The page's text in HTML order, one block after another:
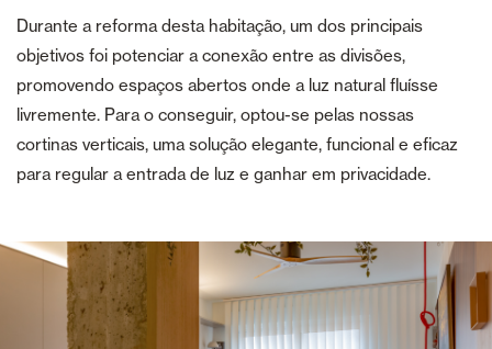
Durante a reforma desta habitação, um dos principais
objetivos foi potenciar a conexão entre as divisões,
promovendo espaços abertos onde a luz natural fluísse
livremente. Para o conseguir, optou-se pelas nossas
cortinas verticais, uma solução elegante, funcional e eficaz
para regular a entrada de luz e ganhar em privacidade.